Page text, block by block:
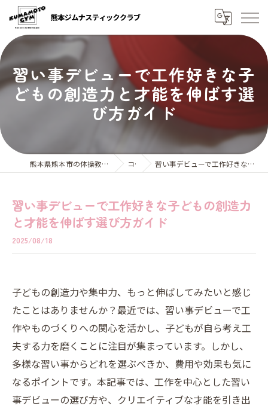
習い事デビューで工作好きな子
どもの創造力と才能を伸ばす選
び方ガイド
熊本県熊本市の体操教室なら熊本ジムナスティッククラブ コラム 習い事デビューで工作好きな子どもの創造力と才能を伸ばす選び方ガイド
習い事デビューで工作好きな子どもの創造力
と才能を伸ばす選び方ガイド
2025/08/18
子どもの創造力や集中力、もっと伸ばしてみたいと感じ
たことはありませんか？最近では、習い事デビューで工
作やものづくりへの関心を活かし、子どもが自ら考え工
夫する力を磨くことに注目が集まっています。しかし、
多様な習い事からどれを選ぶべきか、費用や効果も気に
なるポイントです。本記事では、工作を中心とした習い
事デビューの選び方や、クリエイティブな才能を引き出